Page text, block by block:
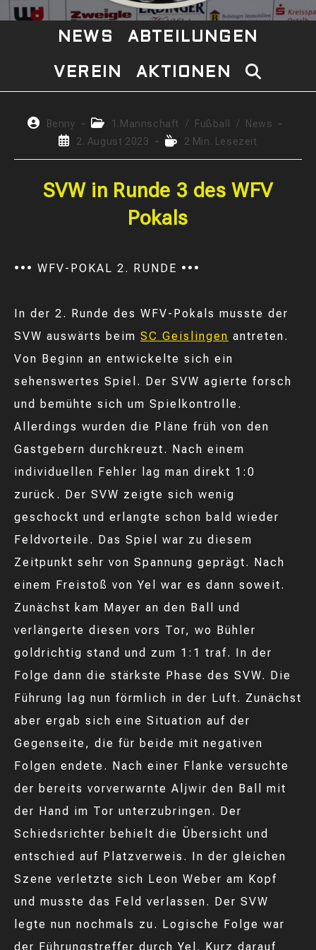
NEWS ABTEILUNGEN
VEREIN AKTIONEN WEBSITE-
Beitrags-
Benny
Beitrags-
Kategorie:
1.Mannschaft / Fußball /
News
Beitrag2. August 2023 Lesedauer:
2 Min. Lesezeit
SVW in Runde 3 des WFV
Pokals
••• WFV-POKAL 2. RUNDE •••
In der 2. Runde des WFV-Pokals musste der
SVW auswärts beim SC Geislingen antreten.
Von Beginn an entwickelte sich ein
sehenswertes Spiel. Der SVW agierte forsch
und bemühte sich um Spielkontrolle.
Allerdings wurden die Pläne früh von den
Gastgebern durchkreuzt. Nach einem
individuellen Fehler lag man direkt 1:0
zurück. Der SVW zeigte sich wenig
geschockt und erlangte schon bald wieder
Feldvorteile. Das Spiel war zu diesem
Zeitpunkt sehr von Spannung geprägt. Nach
einem Freistoß von Yel war es dann soweit.
Zunächst kam Mayer an den Ball und
verlängerte diesen vors Tor, wo Bühler
goldrichtig stand und zum 1:1 traf. In der
Folge dann die stärkste Phase des SVW. Die
Führung lag nun förmlich in der Luft. Zunächst
aber ergab sich eine Situation auf der
Gegenseite, die für beide mit negativen
Folgen endete. Nach einer Flanke versuchte
der bereits vorverwarnte Aljwir den Ball mit
der Hand im Tor unterzubringen. Der
Schiedsrichter behielt die Übersicht und
entschied auf Platzverweis. In der gleichen
Szene verletzte sich Leon Weber am Kopf
und musste das Feld verlassen. Der SVW
legte nun nochmals zu. Logische Folge war
der Führungstreffer durch Yel. Kurz darauf